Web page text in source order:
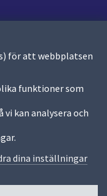
för att webbplatsen
funktioner som
kan analysera och
dina inställningar